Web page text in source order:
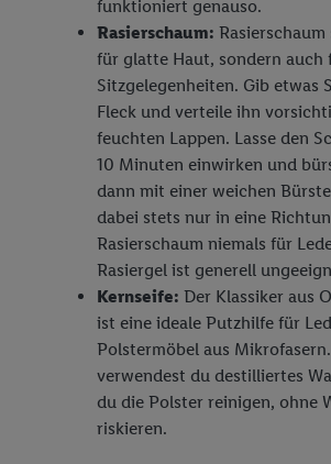
funktioniert genauso.
Rasierschaum:
für glatte Haut, sondern auch
Sitzgelegenheiten. Gib etwas
Fleck und verteile ihn
feuchten Lappen. Lasse den
10 Minuten einwirken und
dann mit einer weichen
dabei stets nur in eine
Rasierschaum niemals für
Rasiergel ist generell
Kernseife: Der Klassiker aus
ist eine ideale Putzhilfe für
Polstermöbel aus
verwendest du destilliertes
du die Polster reinigen, ohne
riskieren.